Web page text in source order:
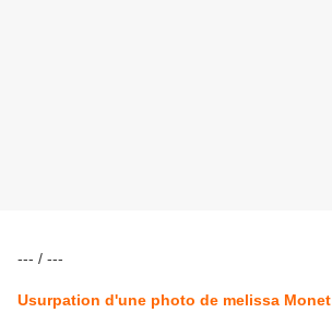
--- / ---
Usurpation d'une photo de melissa Monet